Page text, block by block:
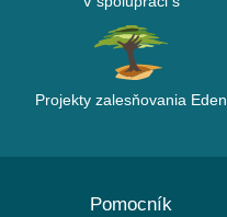
Projekty zalesňovania Eden
Pomocník